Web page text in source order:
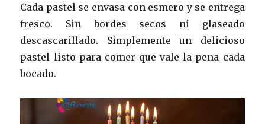
Cada pastel se envasa con esmero y se entrega
fresco. Sin bordes secos ni glaseado
descascarillado. Simplemente un delicioso
pastel listo para comer que vale la pena cada
bocado.